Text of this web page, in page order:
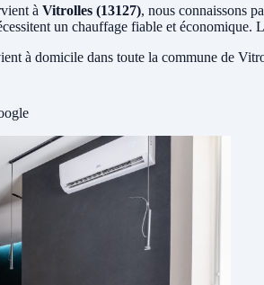
à Vitrolles (13127), nous connaissons
un chauffage fiable et économique.
à domicile dans toute la commune de